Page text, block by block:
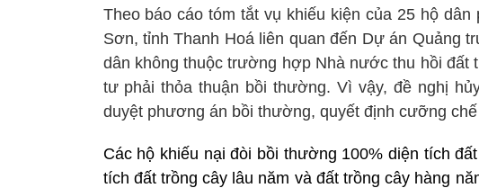
Theo báo cáo tóm tắt vụ khiếu kiện của 25 hộ
Sơn, tỉnh Thanh Hoá liên quan đến Dự án Quảng
dân không thuộc trường hợp Nhà nước thu hồi đất
tư phải thỏa thuận bồi thường. Vì vậy, đề nghị
duyệt phương án bồi thường, quyết định cưỡng
Các hộ khiếu nại đòi bồi thường 100% diện tích
tích đất trồng cây lâu năm và đất trồng cây hàng